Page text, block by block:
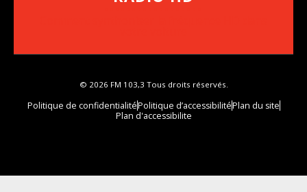
© 2026 FM 103,3 Tous droits réservés.
Politique de confidentialitéPolitique d’accessibilitéPlan du site
Plan d'accessibilite